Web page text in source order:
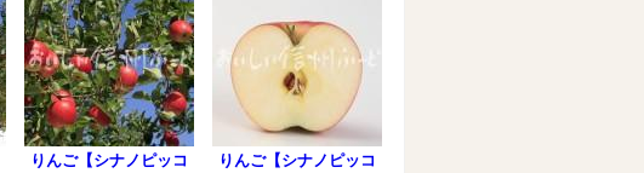
りんご【シナノピッコ
りんご【シナノピッコ